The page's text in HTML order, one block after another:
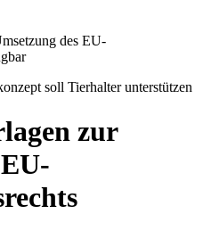
des EU-
soll Tierhalter unterstützen
zur